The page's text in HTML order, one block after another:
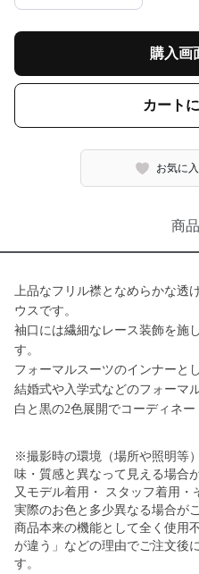
購入画
カート
お気に
商
上品なフリル襟となめらかな透
ウスです。
袖口には繊細なレース装飾を施
す。
フォーマルスーツのインナーと
結婚式や入学式などのフォーマ
白と黒の2色展開でコーディネー
※撮影時の環境（場所や照明等
味・質感と異なって見える場合
又モデル着用・ スタッフ着用・
実際のお色と多少異なる場合が
商品本来の機能として全く使用
が違う」などの理由でご注文後
す。